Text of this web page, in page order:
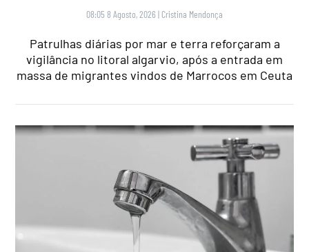
08:05 8 Agosto, 2026 | Cristina Mendonça
Patrulhas diárias por mar e terra reforçaram a
vigilância no litoral algarvio, após a entrada em
massa de migrantes vindos de Marrocos em Ceuta